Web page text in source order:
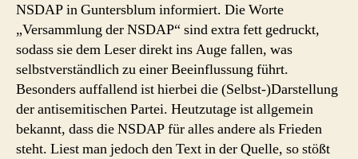
NSDAP in Guntersblum informiert. Die Worte
„Versammlung der NSDAP“ sind extra fett gedruckt,
sodass sie dem Leser direkt ins Auge fallen, was
selbstverständlich zu einer Beeinflussung führt.
Besonders auffallend ist hierbei die (Selbst-)Darstellung
der antisemitischen Partei. Heutzutage ist allgemein
bekannt, dass die NSDAP für alles andere als Frieden
steht. Liest man jedoch den Text in der Quelle, so stößt